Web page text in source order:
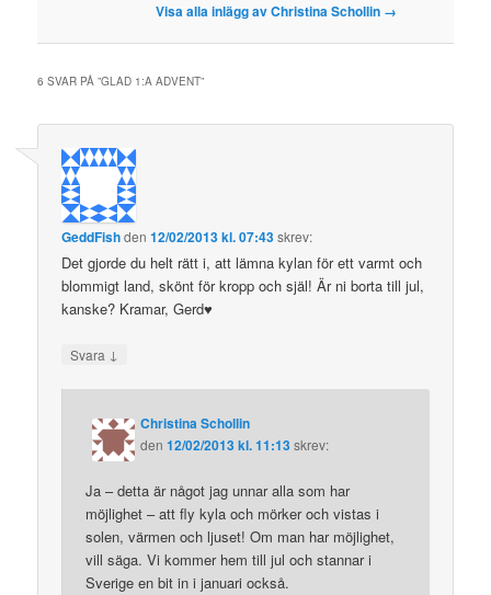
Visa alla inlägg av Christina Schollin →
6 SVAR PÅ ”GLAD 1:A ADVENT”
GeddFishden12/02/2013 kl. 07:43skrev:
Det gjorde du helt rätt i, att lämna kylan för ett varmt och
blommigt land, skönt för kropp och själ! Är ni borta till jul,
kanske? Kramar, Gerd♥
Svara ↓
Christina Schollin
den12/02/2013 kl. 11:13skrev:
Ja – detta är något jag unnar alla som har
möjlighet – att fly kyla och mörker och vistas i
solen, värmen och ljuset! Om man har möjlighet,
vill säga. Vi kommer hem till jul och stannar i
Sverige en bit in i januari också.